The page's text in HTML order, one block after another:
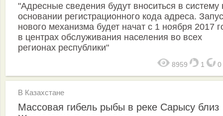
"Адресные сведения будут вноситься в систему
основании регистрационного кода адреса.
нового механизма будет начат с 1 ноября 2017
в центрах обслуживания населения во всех
регионах республики"
8959 1 0
В Казахстане
Массовая гибель рыбы в реке Сарысу близ